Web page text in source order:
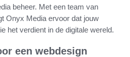
beheer. Met een team van
Onyx Media ervoor dat jouw
het verdient in de digitale wereld.
een webdesign